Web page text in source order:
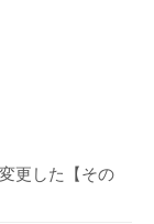
更した【その